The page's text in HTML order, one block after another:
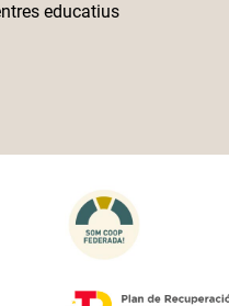
educatius